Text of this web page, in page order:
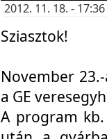
2012. 11. 18. -
Sziasztok!
November
a GE
A program